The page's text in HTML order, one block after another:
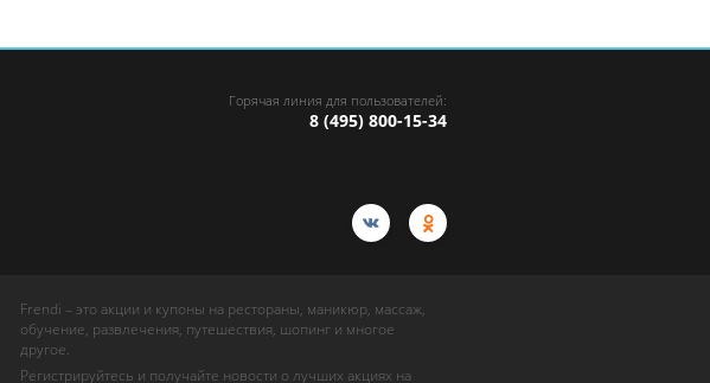
Горячая линия для пользователей:
8 (495) 800-15-34
Frendi – это акции и купоны на рестораны, маникюр, массаж,
обучение, развлечения, путешествия, шопинг и многое
другое.
Регистрируйтесь и получайте новости о лучших акциях на